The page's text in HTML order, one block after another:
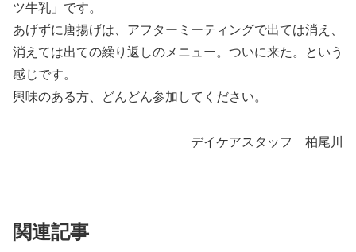
ツ牛乳」です。
あげずに唐揚げは、アフターミーティングで出ては消え、
消えては出ての繰り返しのメニュー。ついに来た。という
感じです。
興味のある方、どんどん参加してください。
デイケアスタッフ 柏尾川
関連記事